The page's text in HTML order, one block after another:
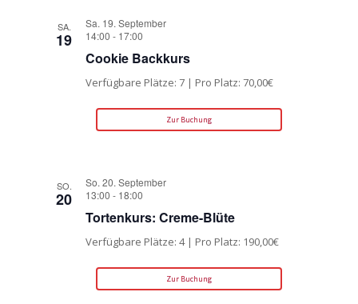
SA.
19
Sa. 19. September
14:00 - 17:00
Cookie Backkurs
Verfügbare Plätze: 7 | Pro Platz: 70,00€
Zur Buchung
SO.
20
So. 20. September
13:00 - 18:00
Tortenkurs: Creme-Blüte
Verfügbare Plätze: 4 | Pro Platz: 190,00€
Zur Buchung